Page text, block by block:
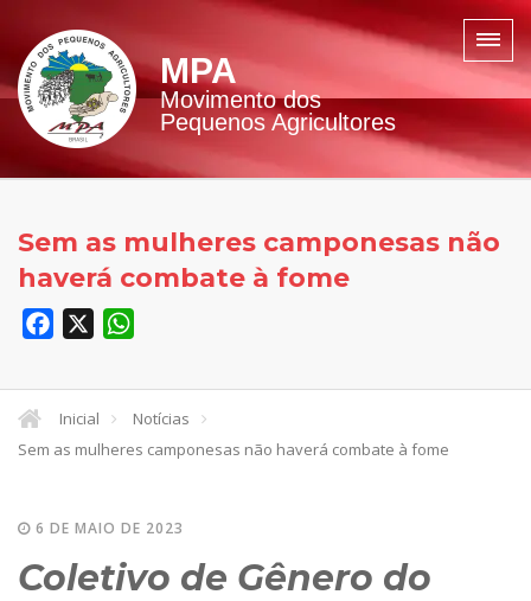
MPA
Movimento dos
Pequenos Agricultores
Sem as mulheres camponesas não
haverá combate à fome
Facebook
Inicial
Notícias
Sem as mulheres camponesas não haverá combate à fome
6 DE MAIO DE 2023
Coletivo de Gênero do